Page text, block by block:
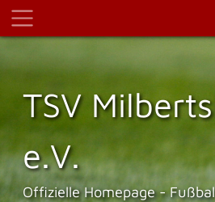
TSV
e.V.
Offizielle Homepage -